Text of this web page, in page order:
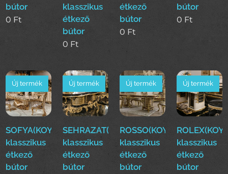
bútor
0 Ft
klasszikus
étkező
bútor
0 Ft
étkező
bútor
0 Ft
bútor
0 Ft
SOFYA(KOYUN)Luxus
klasszikus
étkező
bútor
Új termék
SEHRAZAT(KOYUN)Luxus
klasszikus
étkező
bútor
Új termék
ROSSO(KOYUN)Luxus
klasszikus
étkező
bútor
Új termék
klasszikus
étkező
bútor
Új termék